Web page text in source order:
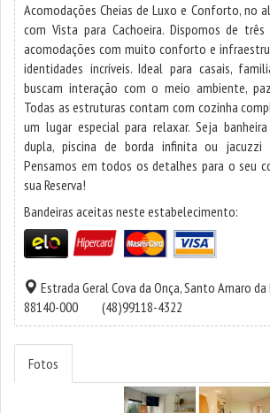
Acomodações Cheias de Luxo e Conforto, no
com Vista para Cachoeira. Dispomos de
acomodações com muito conforto e
identidades incríveis. Ideal para casais,
buscam interação com o meio ambiente,
Todas as estruturas contam com cozinha
um lugar especial para relaxar. Seja
dupla, piscina de borda infinita ou
Pensamos em todos os detalhes para o seu
sua Reserva!
Bandeiras aceitas neste estabelecimento:
Estrada Geral Cova da Onça,Santo Amaro
88140-000
(48)99118-4322
Fotos